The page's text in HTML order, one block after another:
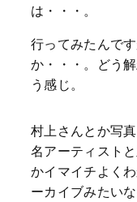
は・・・。
行ってみたんで
か・・・。どう
う感じ。
村上さんとか写
名アーティスト
かイマイチよく
ーカイブみたい